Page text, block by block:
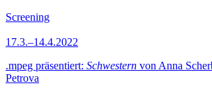
Screening
17.3.–14.4.2022
.mpeg präsentiert: Schwestern von Anna
Petrova